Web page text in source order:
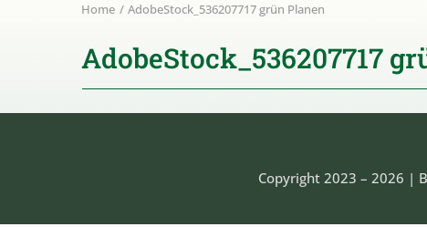
Home AdobeStock_536207717 grün Planen
AdobeStock_536207717
Copyright 2023 – 2026 |